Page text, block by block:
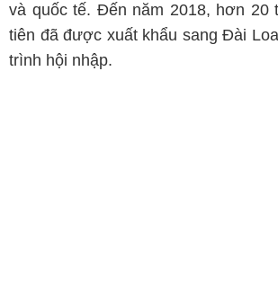
và quốc tế. Đến năm 2018, hơn 20
tiên đã được xuất khẩu sang Đài
trình hội nhập.